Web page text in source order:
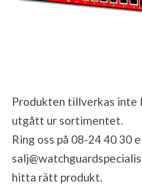
Produkten tillverkas inte
utgått ur sortimentet.
Ring oss på 08-24 40 30
hitta rätt produkt.